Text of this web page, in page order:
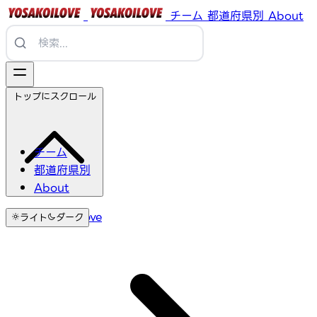
チーム 都道府県別 About
チーム
都道府県別
About
ライト ダーク
トップにスクロール
YosakoiLove